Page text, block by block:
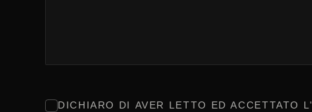
CONSENSO*
DICHIARO DI AVER LETTO ED ACCETTATO L'